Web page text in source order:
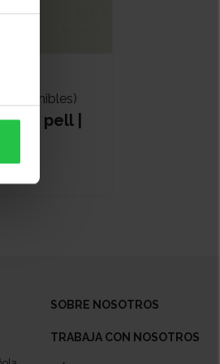
disponibles)
la pell |
SOBRE NOSOTROS
TRABAJA CON NOSOTROS